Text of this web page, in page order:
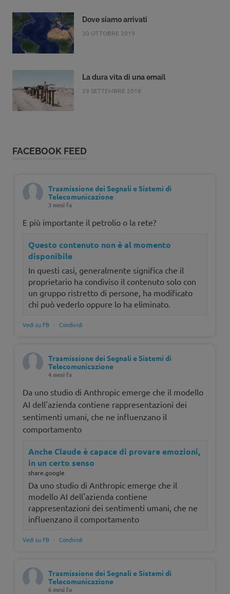
Dove siamo arrivati
30 OTTOBRE 2019
La dura vita di una email
29 SETTEMBRE 2018
FACEBOOK FEED
Trasmissione dei Segnali e Sistemi di
Telecomunicazione
3 mesi fa
E più importante il petrolio o la rete?
Questo contenuto non è al momento
disponibile
In questi casi, generalmente significa che il
proprietario ha condiviso il contenuto solo con
un gruppo ristretto di persone, ha modificato
chi può vederlo oppure lo ha eliminato.
Vedi su FB · Condividi
Trasmissione dei Segnali e Sistemi di
Telecomunicazione
4 mesi fa
Da uno studio di Anthropic emerge che il modello
AI dell'azienda contiene rappresentazioni dei
sentimenti umani, che ne influenzano il
comportamento
Anche Claude è capace di provare emozioni,
in un certo senso
share.google
Da uno studio di Anthropic emerge che il
modello AI dell'azienda contiene
rappresentazioni dei sentimenti umani, che ne
influenzano il comportamento
Vedi su FB · Condividi
Trasmissione dei Segnali e Sistemi di
Telecomunicazione
6 mesi fa